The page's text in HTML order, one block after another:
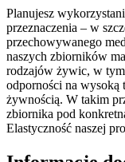
Planujesz
przeznaczenia – w
przechowywanego
naszych zbiorników
rodzajów żywic, w
odporności na wysoką
żywnością. W takim
zbiornika pod
Elastyczność naszej